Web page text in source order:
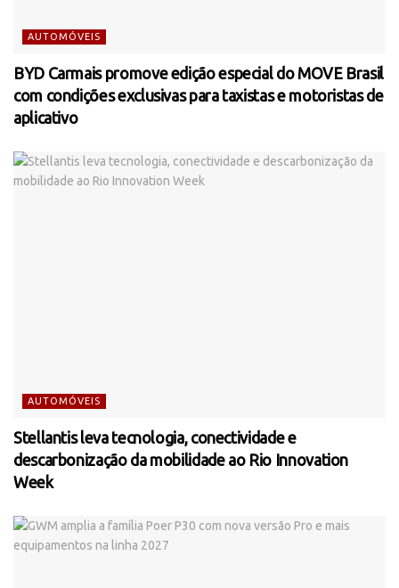
AUTOMÓVEIS
BYD Carmais promove edição especial do MOVE Brasil
com condições exclusivas para taxistas e motoristas de
aplicativo
AUTOMÓVEIS
Stellantis leva tecnologia, conectividade e
descarbonização da mobilidade ao Rio Innovation
Week